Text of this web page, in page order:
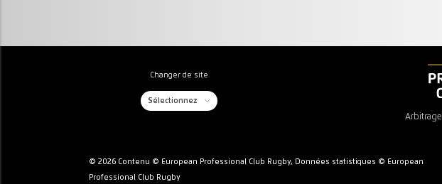
Changer de site
Sélectionnez
Arbitrage
© 2026 Contenu © European Professional Club Rugby, Données statistiques © European
Professional Club Rugby